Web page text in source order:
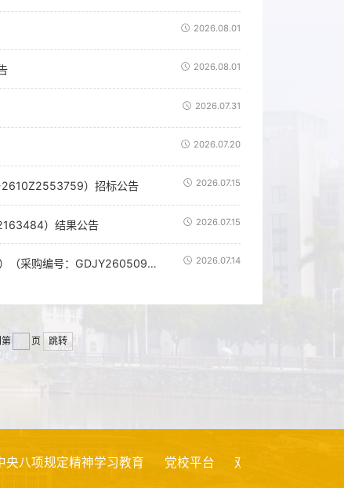
2026.08.01
2026.08.01
2026.07.31
2026.07.20
2610Z2553759）招标公告 2026.07.15
）结果公告 2026.07.15
广东南华工商职业学院护理与健康实训室第二批专用设备采购项目（包2、包4重招）（采购编号：GDJY260509004ZHG031）招标公告 2026.07.14
页 跳转
规定精神学习教育 党校平台 双百行动